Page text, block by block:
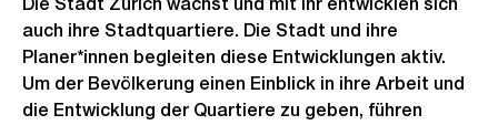
auch ihre Stadtquartiere. Die Stadt und ihre
Planer*innen begleiten diese Entwicklungen aktiv.
Um der Bevölkerung einen Einblick in ihre Arbeit und
die Entwicklung der Quartiere zu geben, führen